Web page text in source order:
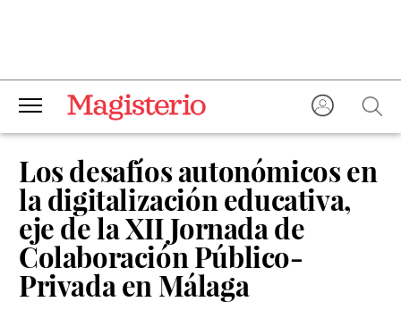
Los desafíos autonómicos en
la digitalización educativa,
eje de la XII Jornada de
Colaboración Público-
Privada en Málaga